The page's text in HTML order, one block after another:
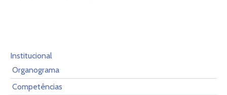
Institucional
Organograma
Competências